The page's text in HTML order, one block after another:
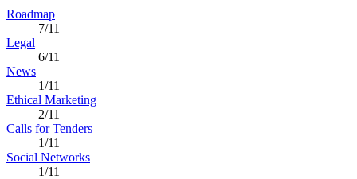
Roadmap
7/11
Legal
6/11
News
1/11
Ethical Marketing
2/11
Calls for Tenders
1/11
Social Networks
1/11